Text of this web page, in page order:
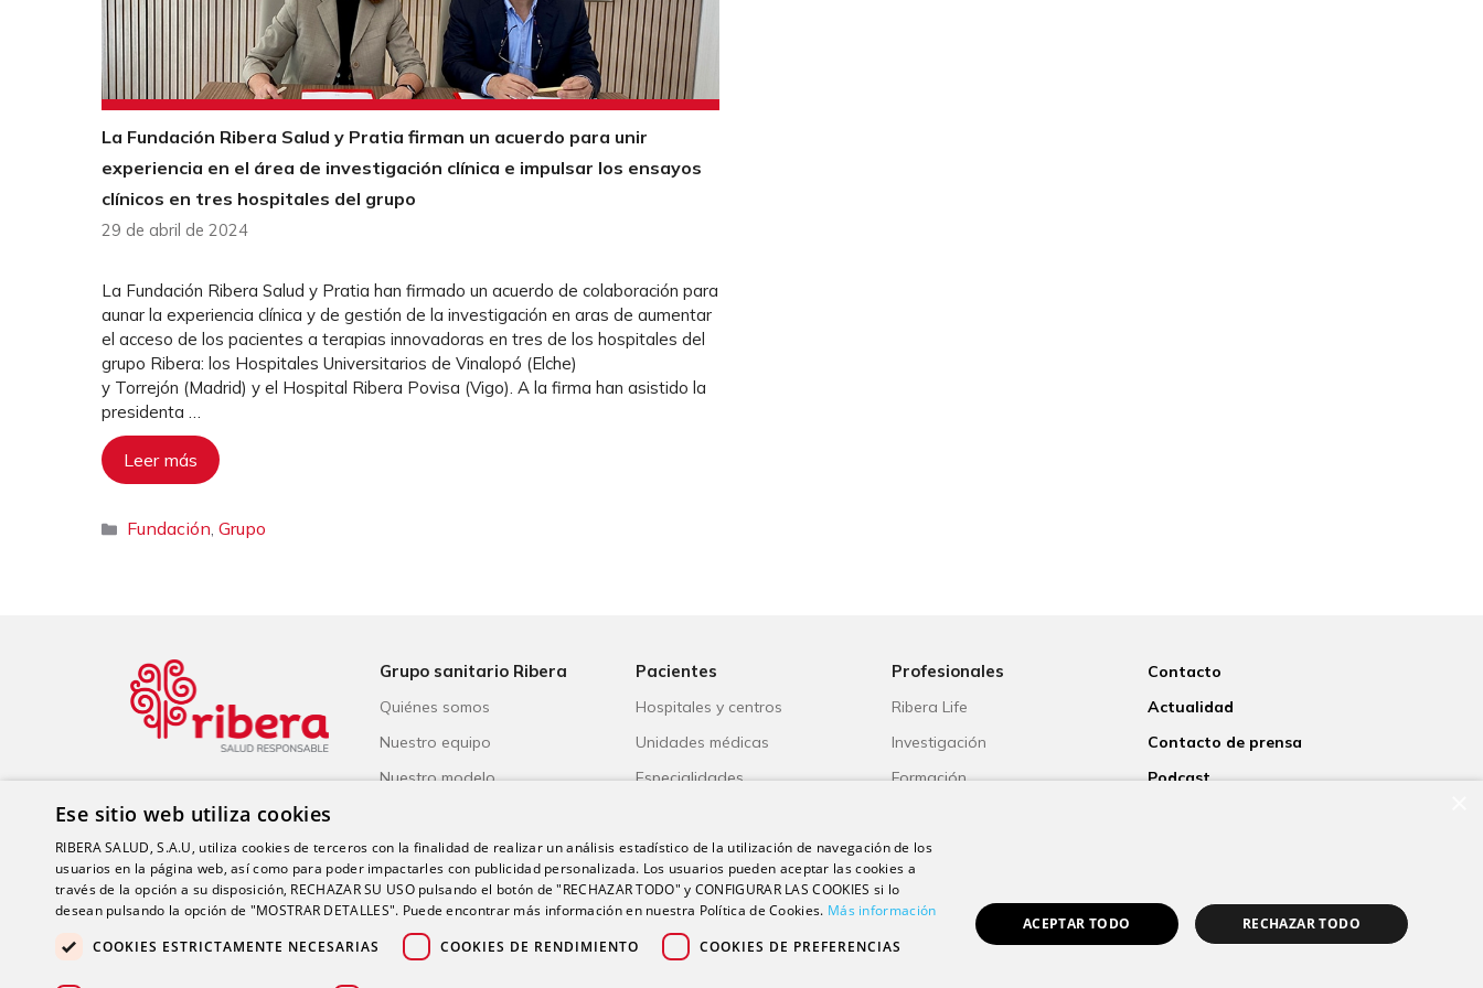
La Fundación Ribera Salud y Pratia firman un acuerdo para unir
experiencia en el área de investigación clínica e impulsar los ensayos
clínicos en tres hospitales del grupo
29 de abril de 2024
La Fundación Ribera Salud y Pratia han firmado un acuerdo de colaboración para
aunar la experiencia clínica y de gestión de la investigación en aras de aumentar
el acceso de los pacientes a terapias innovadoras en tres de los hospitales del
grupo Ribera: los Hospitales Universitarios de Vinalopó (Elche)
y Torrejón (Madrid) y el Hospital Ribera Povisa (Vigo). A la firma han asistido la
presidenta …
Leer más
Categorías
Fundación,Grupo
Grupo sanitario Ribera
Quiénes somos
Nuestro equipo
Nuestro modelo
Salud Responsable
Pacientes
Hospitales y centros
Unidades médicas
Especialidades
Portal del paciente
Profesionales
Ribera Life
Investigación
Formación
Trabaja con nosotros
Contacto
Actualidad
Contacto de prensa
Podcast
Ese sitio web utiliza cookies
RIBERA SALUD, S.A.U, utiliza cookies de terceros con la finalidad de realizar un análisis estadístico de la utilización de navegación de los
usuarios en la página web, así como para poder impactarles con publicidad personalizada. Los usuarios pueden aceptar las cookies a
través de la opción a su disposición, RECHAZAR SU USO pulsando el botón de "RECHAZAR TODO" y CONFIGURAR LAS COOKIES si lo
desean pulsando la opción de "MOSTRAR DETALLES". Puede encontrar más información en nuestra Política de Cookies. Más información
COOKIES ESTRICTAMENTE NECESARIAS
COOKIES DE RENDIMIENTO COOKIES DE PREFERENCIAS
ACEPTAR TODO RECHAZAR TODO